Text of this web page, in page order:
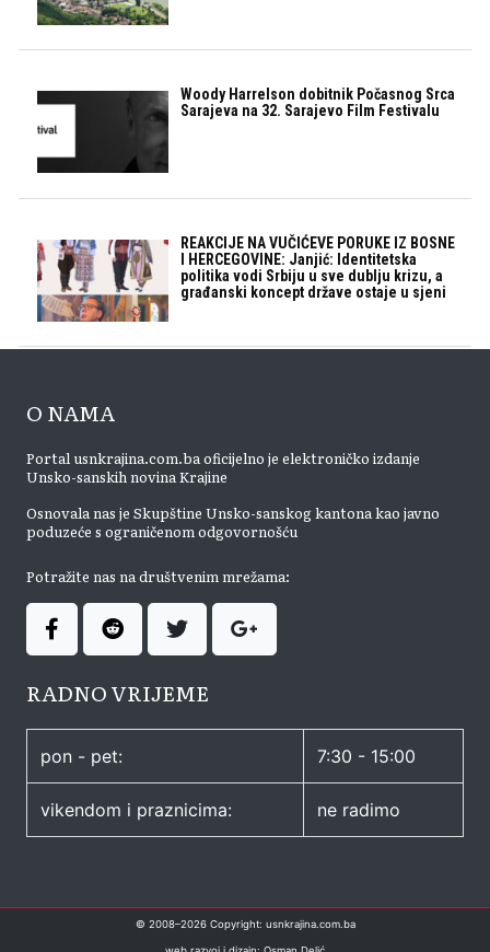
Woody Harrelson dobitnik Počasnog Srca
Sarajeva na 32. Sarajevo Film Festivalu
REAKCIJE NA VUČIĆEVE PORUKE IZ BOSNE
I HERCEGOVINE: Janjić: Identitetska
politika vodi Srbiju u sve dublju krizu, a
građanski koncept države ostaje u sjeni
O NAMA
Portal usnkrajina.com.ba oficijelno je elektroničko izdanje
Unsko-sanskih novina Krajine
Osnovala nas je Skupštine Unsko-sanskog kantona kao javno
poduzeće s ograničenom odgovornošću
Potražite nas na društvenim mrežama:
RADNO VRIJEME
pon - pet: 7:30 - 15:00
vikendom i praznicima: ne radimo
© 2008–2026Copyright: usnkrajina.com.ba